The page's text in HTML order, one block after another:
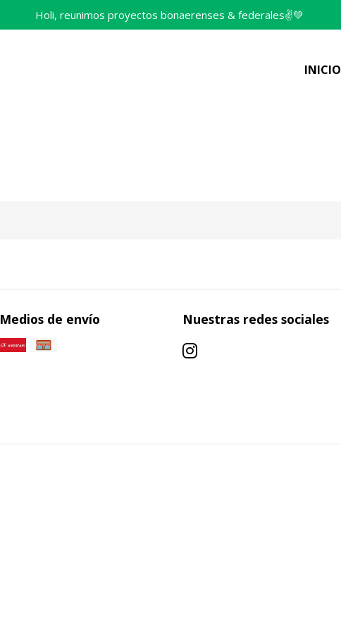
Holi, reunimos proyectos bonaerenses & federales✌️💚
INICIO
Medios de envío Nuestras redes sociales